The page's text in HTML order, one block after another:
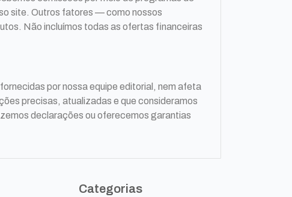
site. Outros fatores — como nossos
Não incluímos todas as ofertas financeiras
por nossa equipe editorial, nem afeta
precisas, atualizadas e que consideramos
declarações ou oferecemos garantias
Categorias